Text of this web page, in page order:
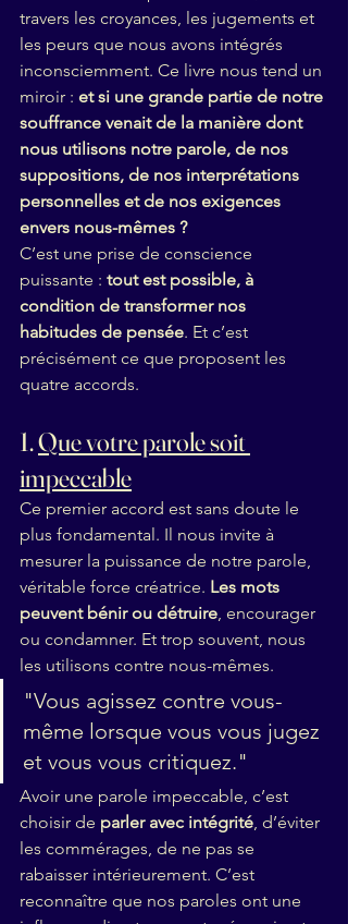
travers les croyances, les jugements et
les peurs que nous avons intégrés
inconsciemment. Ce livre nous tend un
miroir : et si une grande partie de notre
souffrance venait de la manière dont
nous utilisons notre parole, de nos
suppositions, de nos interprétations
personnelles et de nos exigences
envers nous-mêmes ?
C’est une prise de conscience
puissante : tout est possible, à
condition de transformer nos
habitudes de pensée. Et c’est
précisément ce que proposent les
quatre accords.
1. Que votre parole soit
impeccable
Ce premier accord est sans doute le
plus fondamental. Il nous invite à
mesurer la puissance de notre parole,
véritable force créatrice. Les mots
peuvent bénir ou détruire, encourager
ou condamner. Et trop souvent, nous
les utilisons contre nous-mêmes.
"Vous agissez contre vous-
même lorsque vous vous jugez
et vous vous critiquez."
Avoir une parole impeccable, c’est
choisir de parler avec intégrité, d’éviter
les commérages, de ne pas se
rabaisser intérieurement. C’est
reconnaître que nos paroles ont une